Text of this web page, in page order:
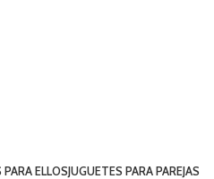
PARA ELLOSJUGUETES PARA PAREJAS